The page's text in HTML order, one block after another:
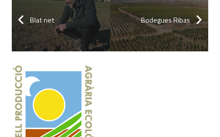
Blat net Bodegues Ribas